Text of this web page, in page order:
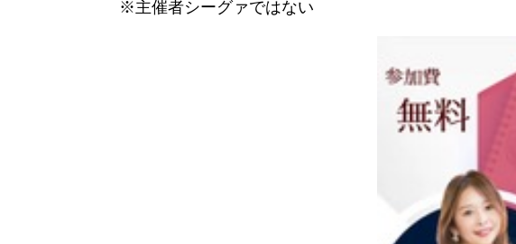
※主催者シーグァではない